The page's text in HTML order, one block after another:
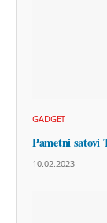
GADGET
Pametni satovi
10.02.2023